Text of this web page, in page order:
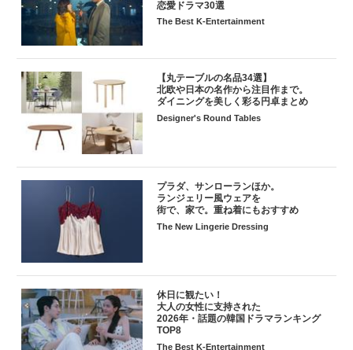
恋愛ドラマ30選
The Best K-Entertainment
【丸テーブルの名品34選】
北欧や日本の名作から注目作まで。
ダイニングを美しく彩る円卓まとめ
Designer's Round Tables
プラダ、サンローランほか。
ランジェリー風ウェアを
街で、家で。重ね着にもおすすめ
The New Lingerie Dressing
休日に観たい！
大人の女性に支持された
2026年・話題の韓国ドラマランキング
TOP8
The Best K-Entertainment